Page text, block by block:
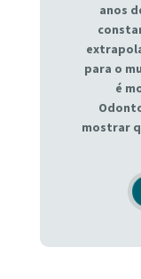
anos
para o
é
mostrar